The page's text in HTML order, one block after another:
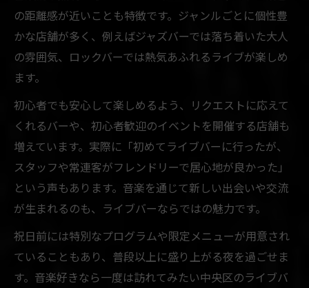
の距離感が近いことも特徴です。ジャンルごとに個性豊
かな店舗が多く、例えばジャズバーでは落ち着いた大人
の雰囲気、ロックバーでは熱気あふれるライブが楽しめ
ます。
初心者でも安心して楽しめるよう、リクエストに応えて
くれるバーや、初心者歓迎のイベントを開催する店舗も
増えています。実際に「初めてライブバーに行ったが、
スタッフや常連客がフレンドリーで居心地が良かった」
という声もあります。音楽を通じて新しい出会いや交流
が生まれるのも、ライブバーならではの魅力です。
祝日前には特別なプログラムや限定メニューが用意され
ていることもあり、普段以上に盛り上がる夜を過ごせま
す。音楽好きなら一度は訪れてみたい中央区のライブバ